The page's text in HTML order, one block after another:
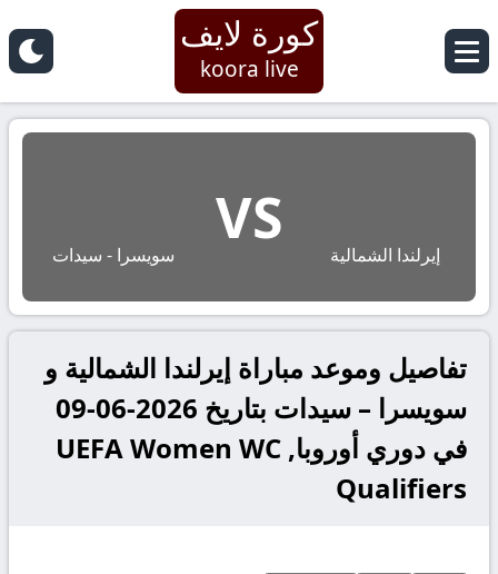
كورة لايف
koora live
إيرلندا الشمالية
VS
سويسرا - سيدات
تفاصيل وموعد مباراة إيرلندا الشمالية و
سويسرا – سيدات بتاريخ 2026-06-09
في دوري أوروبا, UEFA Women WC
Qualifiers